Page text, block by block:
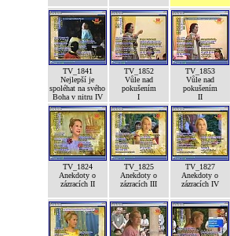
TV_1841
Nejlepší je
spoléhat na svého
Boha v nitru IV
TV_1852
Vůle nad
pokušením
I
TV_1853
Vůle nad
pokušením
II
TV_1824
Anekdoty o
zázracích II
TV_1825
Anekdoty o
zázracích III
TV_1827
Anekdoty o
zázracích IV